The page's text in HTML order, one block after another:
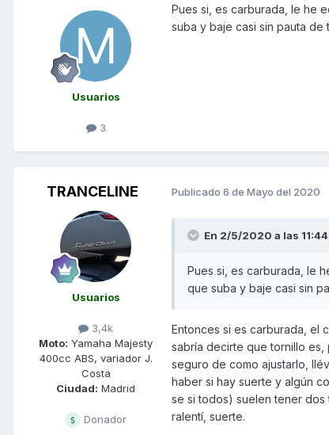
Usuarios
3
Pues si, es carburada, le he
suba y baje casi sin pauta de
TRANCELINE
Usuarios
3,4k
Moto: Yamaha Majesty
400cc ABS, variador J.
Costa
Ciudad: Madrid
Donador
Publicado 6 de Mayo del 2020
En 2/5/2020 a las 11:44,
Pues si, es carburada, le
que suba y baje casi sin
Entonces si es carburada, el
sabría decirte que tornillo
seguro de como ajustarlo,
haber si hay suerte y algún
se si todos) suelen tener
ralentí, suerte.